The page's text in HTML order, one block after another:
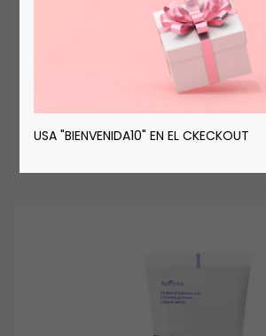
Cuidar tu piel con Cosmética
estética: es hidratar, proteger y
Nuestra selección de
acompaña tu rutina diaria
autocuidado.
USA "BIENVENIDA10" EN EL CKECKOUT